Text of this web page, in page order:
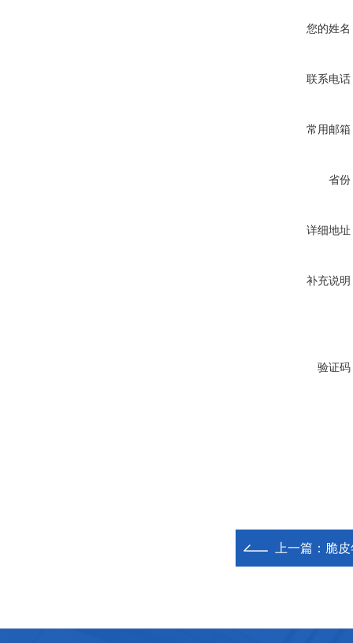
您的姓名
联系电话
常用邮箱
省份
详细地址
补充说明
验证码
上一篇： 脆